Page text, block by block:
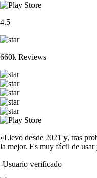
4.5
660k Reviews
«Llevo desde 2021 y, tras
la mejor. Es muy fácil de
-Usuario verificado